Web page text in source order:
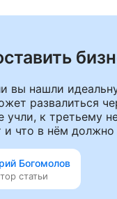
вы нашли
развалиться
учли, к третьему
и что в нём должно
Богомолов
статьи